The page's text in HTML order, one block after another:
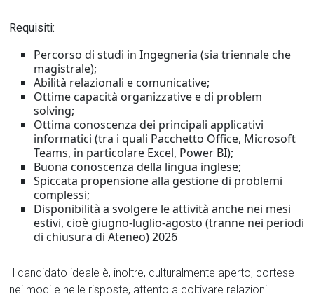
Requisiti:
Percorso di studi in Ingegneria (sia triennale che
magistrale);
Abilità relazionali e comunicative;
Ottime capacità organizzative e di problem
solving;
Ottima conoscenza dei principali applicativi
informatici (tra i quali Pacchetto Office, Microsoft
Teams, in particolare Excel, Power BI);
Buona conoscenza della lingua inglese;
Spiccata propensione alla gestione di problemi
complessi;
Disponibilità a svolgere le attività anche nei mesi
estivi, cioè giugno-luglio-agosto (tranne nei periodi
di chiusura di Ateneo) 2026
Il candidato ideale è, inoltre, culturalmente aperto, cortese
nei modi e nelle risposte, attento a coltivare relazioni